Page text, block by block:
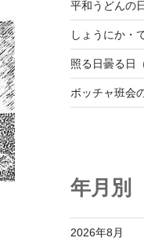
平和うどんの
しょうにか・
照る日曇る日
ボッチャ班会
年月別
2026年8月